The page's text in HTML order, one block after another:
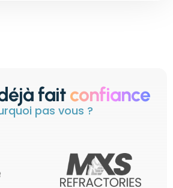
faitconfiance
pas vous ?